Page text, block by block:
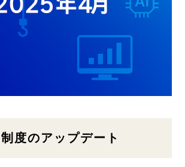
度のアップデート